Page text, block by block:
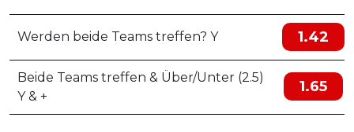
Werden beide Teams treffen? Y 1.42
Beide Teams treffen & Über/Unter (2.5)
Y & +
1.65